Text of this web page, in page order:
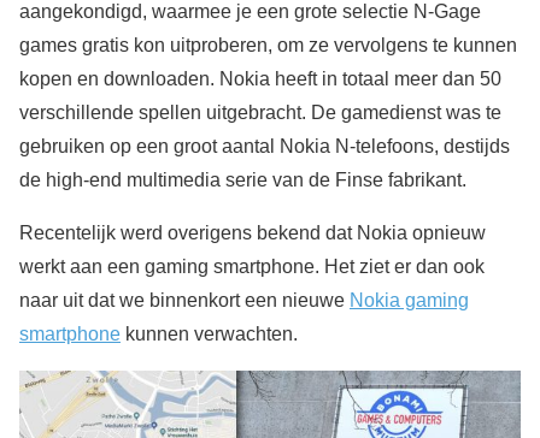
aangekondigd, waarmee je een grote selectie N-Gage
games gratis kon uitproberen, om ze vervolgens te kunnen
kopen en downloaden. Nokia heeft in totaal meer dan 50
verschillende spellen uitgebracht. De gamedienst was te
gebruiken op een groot aantal Nokia N-telefoons, destijds
de high-end multimedia serie van de Finse fabrikant.
Recentelijk werd overigens bekend dat Nokia opnieuw
werkt aan een gaming smartphone. Het ziet er dan ook
naar uit dat we binnenkort een nieuwe Nokia gaming
smartphone kunnen verwachten.